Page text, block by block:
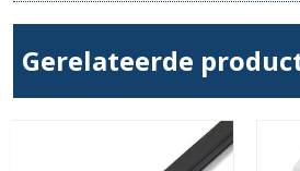
Gerelateerde